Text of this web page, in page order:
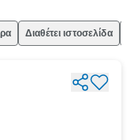
Διαθέτει ιστοσελίδα